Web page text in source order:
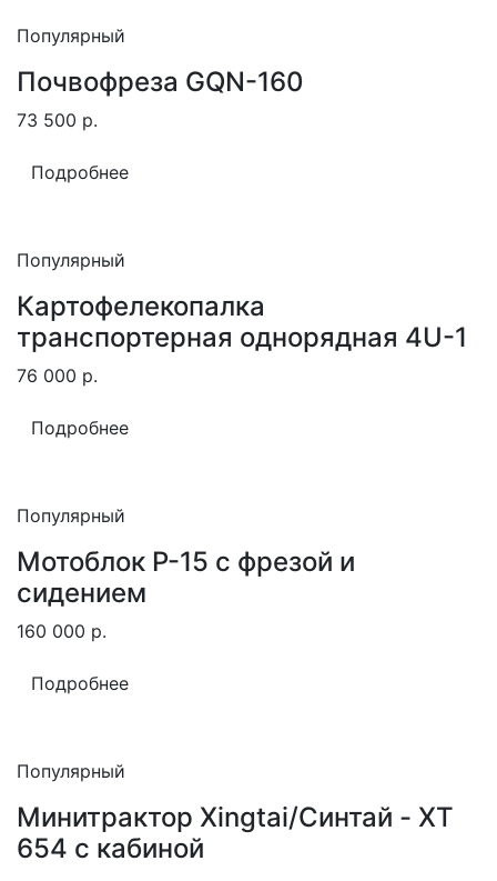
Популярный
Почвофреза GQN-160
73 500 р.
Подробнее
Популярный
Картофелекопалка
транспортерная однорядная 4U-1
76 000 р.
Подробнее
Популярный
Мотоблок Р-15 с фрезой и
сидением
160 000 р.
Подробнее
Популярный
Минитрактор Xingtai/Синтай - XT
654 с кабиной